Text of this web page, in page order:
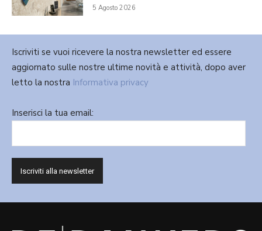
5 Agosto 2026
Iscriviti se vuoi ricevere la nostra newsletter ed essere
aggiornato sulle nostre ultime novità e attività, dopo aver
letto la nostra Informativa privacy
Inserisci la tua email: